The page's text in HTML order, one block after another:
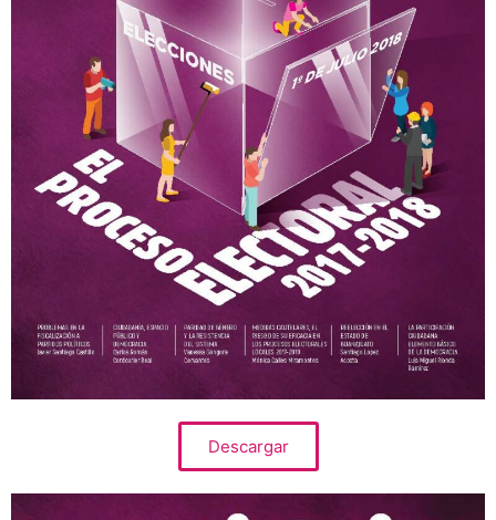
Descargar